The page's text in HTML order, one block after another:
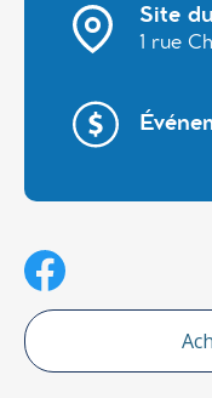
Site
1 rue